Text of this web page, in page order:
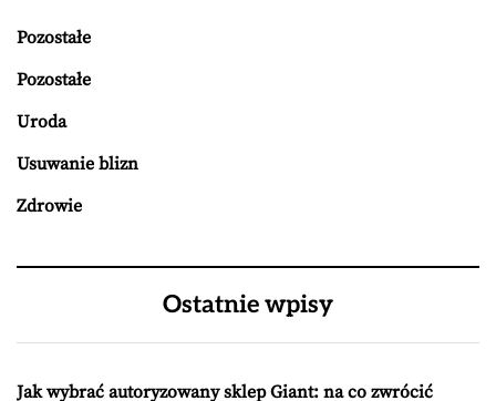
Pozostałe
Pozostałe
Uroda
Usuwanie blizn
Zdrowie
Ostatnie wpisy
Jak wybrać autoryzowany sklep Giant: na co zwrócić